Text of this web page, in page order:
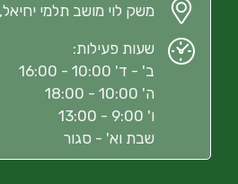
משק לוי מושב תלמי יחיאל, 79810
שעות פעילות:
ב' - ד' 10:00 - 16:00
ה' 10:00 - 18:00
ו' 9:00 - 13:00
שבת וא' - סגור